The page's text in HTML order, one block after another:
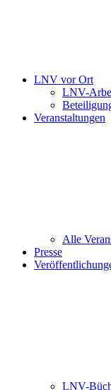
LNV vor Ort
LNV-
Veranstaltungen
Alle
Presse
LNV-